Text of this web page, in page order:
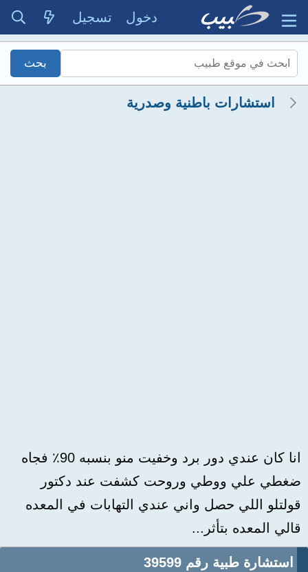
دخول تسجيل
استشارات باطنية وصدرية
انا كان عندي دور برد وخفيت منو بنسبه 90٪ فجاه
ضغطي علي ووطي وروحت كشفت عند دكتور
قولتلو اللي حصل واني عندي التهابات في المعده
قالي المعده بتأثر...
استشارة طبية رقم 39599